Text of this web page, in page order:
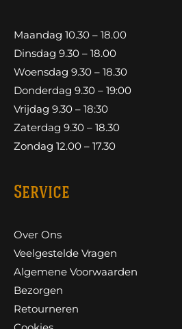
Maandag 10.30 – 18.00
Dinsdag 9.30 – 18.00
Woensdag 9.30 – 18.30
Donderdag 9.30 – 19:00
Vrijdag 9.30 – 18:30
Zaterdag 9.30 – 18.30
Zondag 12.00 – 17.30
Service
Over Ons
Veelgestelde Vragen
Algemene Voorwaarden
Bezorgen
Retourneren